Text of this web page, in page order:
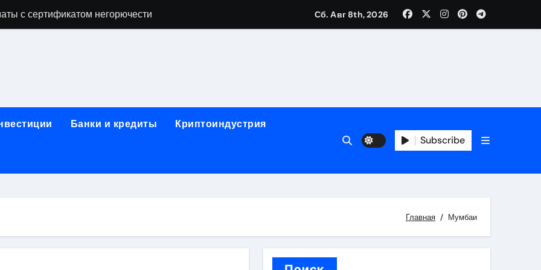
с сертификатом негорючести
и направляющих для конвейерных лент
лотков для хранения электронных компонентов
этапы строительства, проверка застройщика и сценарии оформления сделки
Сб. Авг 8th, 2026
Банки и кредиты Криптоиндустрия
Subscribe
Главная Мумбаи